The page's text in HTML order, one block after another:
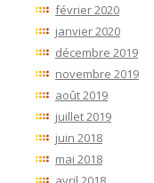
février 2020
janvier 2020
décembre 2019
novembre 2019
août 2019
juillet 2019
juin 2018
mai 2018